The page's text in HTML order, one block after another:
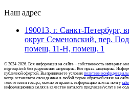
Наш адрес
190013, г. Санкт-Петербург,
округ Семеновский, пер.
помещ. 11-Н, помещ. 1
© 2024-2026. Вся информация на сайте – собственность интернет-
migroup.tech без разрешения запрещена. Все права защищены.
публичной офертой. Вы принимаете условия политики
когда оставляете свои данные в любой форме обратной связи на
тексте или и товара, можно отправить информацию нам на почту
информационных целях в качестве каталога продукции/услуг и не